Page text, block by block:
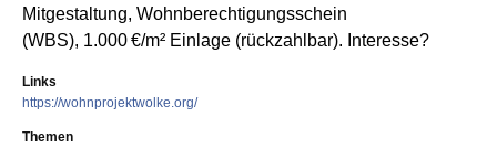
Mitgestaltung, Wohnberechtigungsschein
(WBS), 1.000 €/m² Einlage (rückzahlbar). Interesse?
Links
https://wohnprojektwolke.org/
Themen